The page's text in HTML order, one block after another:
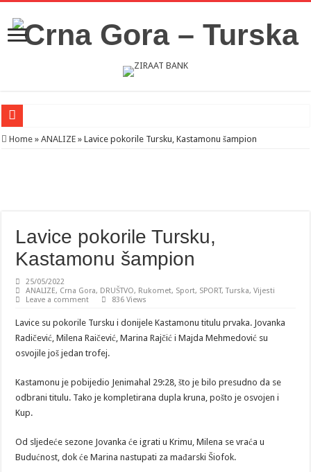
Novosti iz Acibadema
Home » ANALIZE » Lavice pokorile Tursku, Kastamonu šampion
Lavice pokorile Tursku,
Kastamonu šampion
25/05/2022
ANALIZE, Crna Gora, DRUŠTVO, Rukomet, Sport, SPORT,Turska,Vijesti
Leave a comment
836 Views
Lavice su pokorile Tursku i donijele Kastamonu titulu prvaka. Jovanka
Radičević, Milena Raičević, Marina Rajčić i Majda Mehmedović su
osvojile još jedan trofej.
Kastamonu je pobijedio Jenimahal 29:28, što je bilo presudno da se
odbrani titulu. Tako je kompletirana dupla kruna, pošto je osvojen i
Kup.
Od sljedeće sezone Jovanka će igrati u Krimu, Milena se vraća u
Budućnost, dok će Marina nastupati za mađarski Šiofok.